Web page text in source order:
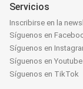
Servicios
Inscribirse en la
Síguenos en
Síguenos en
Síguenos en Youtube
Síguenos en TikTok